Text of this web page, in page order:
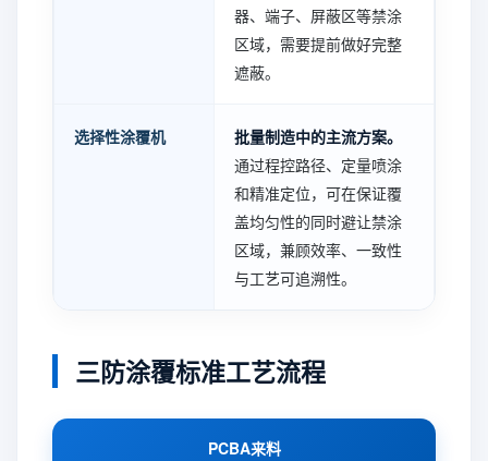
器、端子、屏蔽区等禁涂
区域，需要提前做好完整
遮蔽。
选择性涂覆机
批量制造中的主流方案。
通过程控路径、定量喷涂
和精准定位，可在保证覆
盖均匀性的同时避让禁涂
区域，兼顾效率、一致性
与工艺可追溯性。
三防涂覆标准工艺流程
PCBA来料